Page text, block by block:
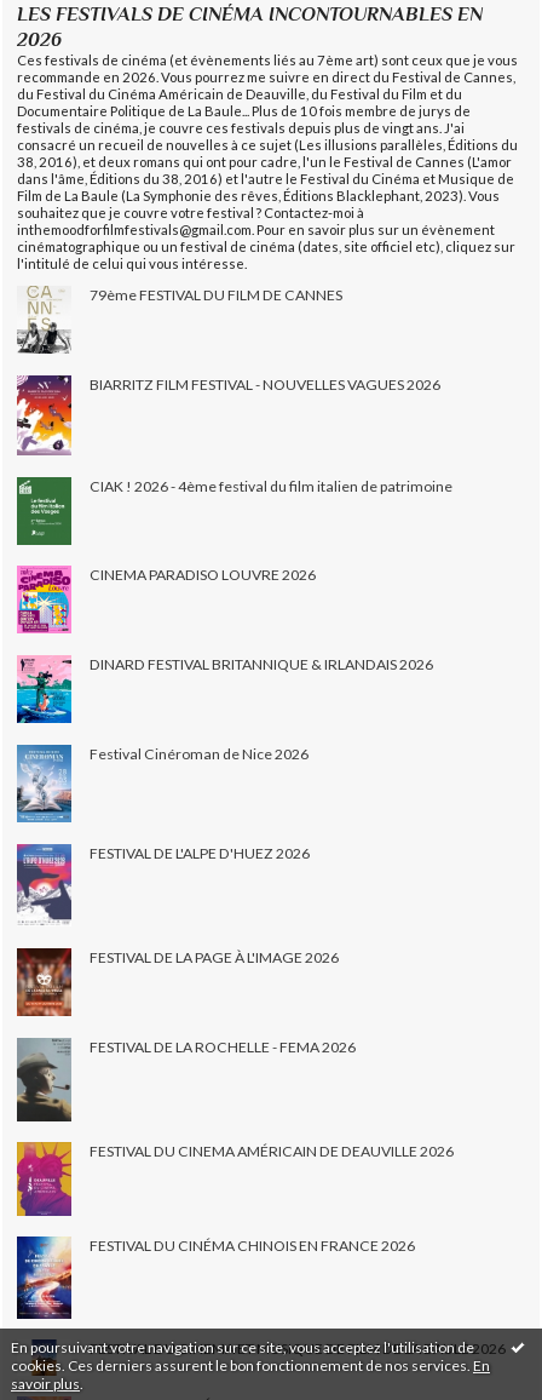
En poursuivant votre navigation sur ce site, vous acceptez l'utilisation de
cookies. Ces derniers assurent le bon fonctionnement de nos services. En
savoir plus
LES FESTIVALS DE CINÉMA INCONTOURNABLES EN
2026
Ces festivals de cinéma (et évènements liés au 7ème art) sont ceux que je vous
recommande en 2026. Vous pourrez me suivre en direct du Festival de Cannes,
du Festival du Cinéma Américain de Deauville, du Festival du Film et du
Documentaire Politique de La Baule... Plus de 10 fois membre de jurys de
festivals de cinéma, je couvre ces festivals depuis plus de vingt ans. J'ai
consacré un recueil de nouvelles à ce sujet (Les illusions parallèles, Éditions du
38, 2016), et deux romans qui ont pour cadre, l'un le Festival de Cannes (L'amor
dans l'âme, Éditions du 38, 2016) et l'autre le Festival du Cinéma et Musique de
Film de La Baule (La Symphonie des rêves, Éditions Blacklephant, 2023). Vous
souhaitez que je couvre votre festival ? Contactez-moi à
inthemoodforfilmfestivals@gmail.com. Pour en savoir plus sur un évènement
cinématographique ou un festival de cinéma (dates, site officiel etc), cliquez sur
l'intitulé de celui qui vous intéresse.
79ème FESTIVAL DU FILM DE CANNES
BIARRITZ FILM FESTIVAL - NOUVELLES VAGUES 2026
CIAK ! 2026 - 4ème festival du film italien de patrimoine
CINEMA PARADISO LOUVRE 2026
DINARD FESTIVAL BRITANNIQUE & IRLANDAIS 2026
Festival Cinéroman de Nice 2026
FESTIVAL DE L'ALPE D'HUEZ 2026
FESTIVAL DE LA PAGE À L'IMAGE 2026
FESTIVAL DE LA ROCHELLE - FEMA 2026
FESTIVAL DU CINEMA AMÉRICAIN DE DEAUVILLE 2026
FESTIVAL DU CINÉMA CHINOIS EN FRANCE 2026
FESTIVAL DU CINEMA ET MUSIQUE DE FILM DE LA BAULE 2026